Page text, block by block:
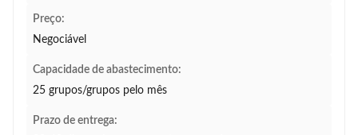
Preço:
Negociável
Capacidade de abastecimento:
25 grupos/grupos pelo mês
Prazo de entrega: